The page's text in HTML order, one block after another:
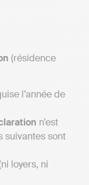
(résidence
l’année de
n’est
suivantes sont
loyers, ni